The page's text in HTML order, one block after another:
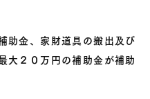
金、 家財道具の搬出及び
大 ２０万円の補助金が補助